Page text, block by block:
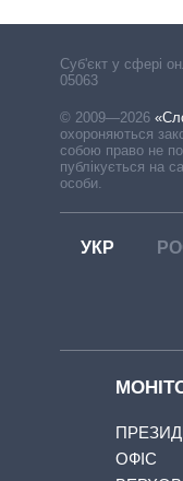
Cуб'єкт у сфері
05063
© 2009—2026
охороняються
собою право не
публікується на
особи.
УКР
ОФІС